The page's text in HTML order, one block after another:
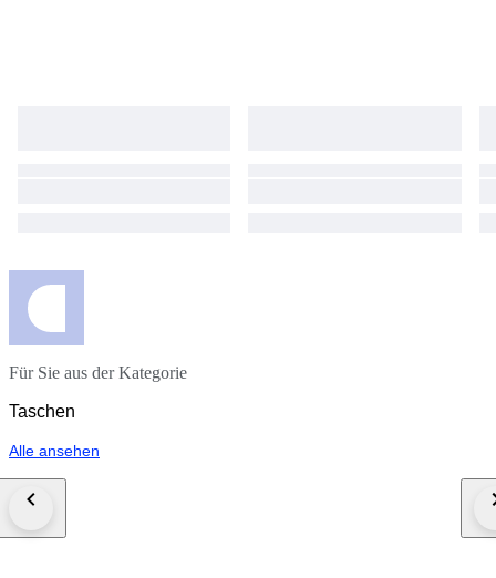
Für Sie aus der Kategorie
Taschen
Alle ansehen